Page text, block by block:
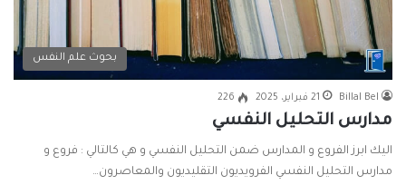
بحوث علم النفس
Billal Bel 21 فبراير، 2025 226
مدارس التحليل النفسي
اليك ابرز الفروع و المدارس ضمن التحليل النفسي و هي كالتالي : فروع و
مدارس التحليل النفسي الفرويديون التقليديون والمعاصرون…